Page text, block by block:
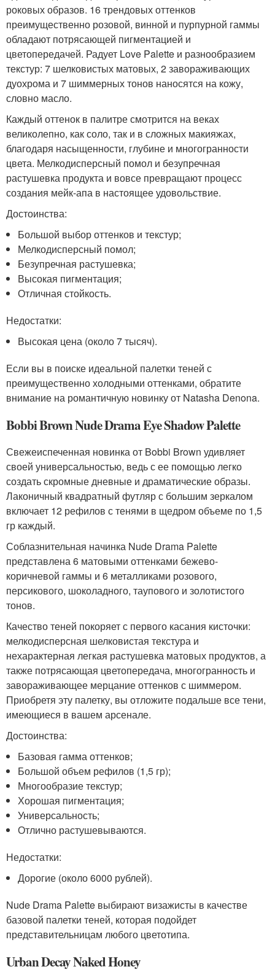
роковых образов. 16 трендовых оттенков
преимущественно розовой, винной и пурпурной гаммы
обладают потрясающей пигментацией и
цветопередачей. Радует Love Palette и разнообразием
текстур: 7 шелковистых матовых, 2 завораживающих
дуохрома и 7 шиммерных тонов наносятся на кожу,
словно масло.
Каждый оттенок в палитре смотрится на веках
великолепно, как соло, так и в сложных макияжах,
благодаря насыщенности, глубине и многогранности
цвета. Мелкодисперсный помол и безупречная
растушевка продукта и вовсе превращают процесс
создания мейк-апа в настоящее удовольствие.
Достоинства:
Большой выбор оттенков и текстур;
Мелкодисперсный помол;
Безупречная растушевка;
Высокая пигментация;
Отличная стойкость.
Недостатки:
Высокая цена (около 7 тысяч).
Если вы в поиске идеальной палетки теней с
преимущественно холодными оттенками, обратите
внимание на романтичную новинку от Natasha Denona.
Bobbi Brown Nude Drama Eye Shadow Palette
Свежеиспеченная новинка от Bobbi Brown удивляет
своей универсальностью, ведь с ее помощью легко
создать скромные дневные и драматические образы.
Лаконичный квадратный футляр с большим зеркалом
включает 12 рефилов с тенями в щедром объеме по 1,5
гр каждый.
Соблазнительная начинка Nude Drama Palette
представлена 6 матовыми оттенками бежево-
коричневой гаммы и 6 металликами розового,
персикового, шоколадного, таупового и золотистого
тонов.
Качество теней покоряет с первого касания кисточки:
мелкодисперсная шелковистая текстура и
нехарактерная легкая растушевка матовых продуктов, а
также потрясающая цветопередача, многогранность и
завораживающее мерцание оттенков с шиммером.
Приобретя эту палетку, вы отложите подальше все тени,
имеющиеся в вашем арсенале.
Достоинства:
Базовая гамма оттенков;
Большой объем рефилов (1,5 гр);
Многообразие текстур;
Хорошая пигментация;
Универсальность;
Отлично растушевываются.
Недостатки:
Дорогие (около 6000 рублей).
Nude Drama Palette выбирают визажисты в качестве
базовой палетки теней, которая подойдет
представительницам любого цветотипа.
Urban Decay Naked Honey